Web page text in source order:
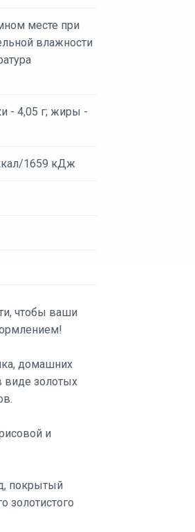
месте при
влажности
- 4,05 г; жиры -
1659 кДж
чтобы ваши
домашних
виде золотых
и
покрытый
золотистого